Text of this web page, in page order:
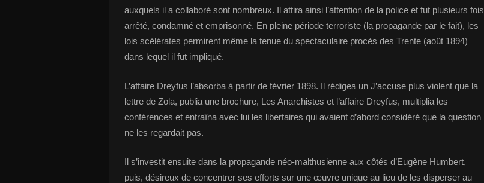
auxquels il a collaboré sont nombreux. Il attira ainsi l’attention de la police et fut plusieurs fois
arrêté, condamné et emprisonné. En pleine période terroriste (la propagande par le fait), les
lois scélérates permirent même la tenue du spectaculaire procès des Trente (août 1894)
dans lequel il fut impliqué.
L’affaire Dreyfus l’absorba à partir de février 1898. Il rédigea un J’accuse plus violent que la
lettre de Zola, publia une brochure, Les Anarchistes et l’affaire Dreyfus, multiplia les
conférences et entraîna avec lui les libertaires qui avaient d’abord considéré que la question
ne les regardait pas.
Il s’investit ensuite dans la propagande néo-malthusienne aux côtés d’Eugène Humbert,
puis, désireux de concentrer ses efforts sur une œuvre unique au lieu de les disperser au